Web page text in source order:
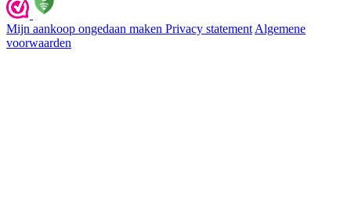
Mijn aankoop ongedaan maken Privacy statement Algemene
voorwaarden